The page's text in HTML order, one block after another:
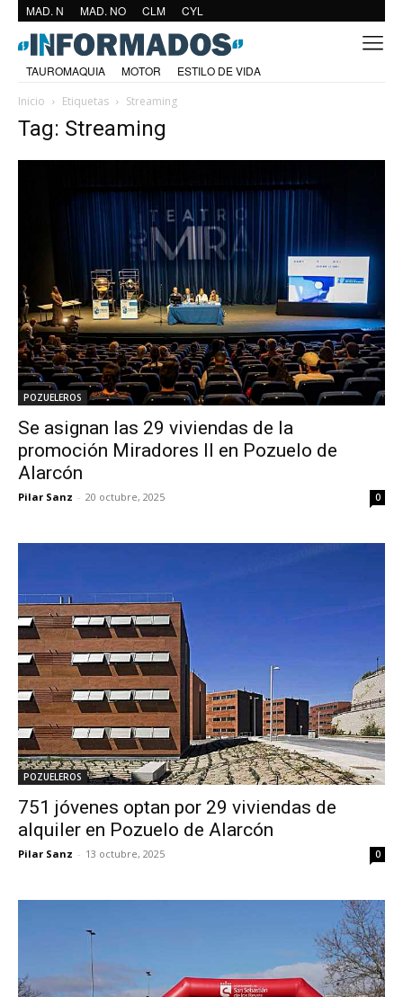
MAD. N MAD. NO CLM CYL
TAUROMAQUIA MOTOR
ESTILO DE VIDA
Inicio
Etiquetas Streaming
Tag: Streaming
POZUELEROS
Se asignan las 29 viviendas de la
promoción Miradores II en Pozuelo de
Alarcón
Pilar Sanz - 20 octubre, 2025 0
POZUELEROS
751 jóvenes optan por 29 viviendas de
alquiler en Pozuelo de Alarcón
Pilar Sanz - 13 octubre, 2025 0